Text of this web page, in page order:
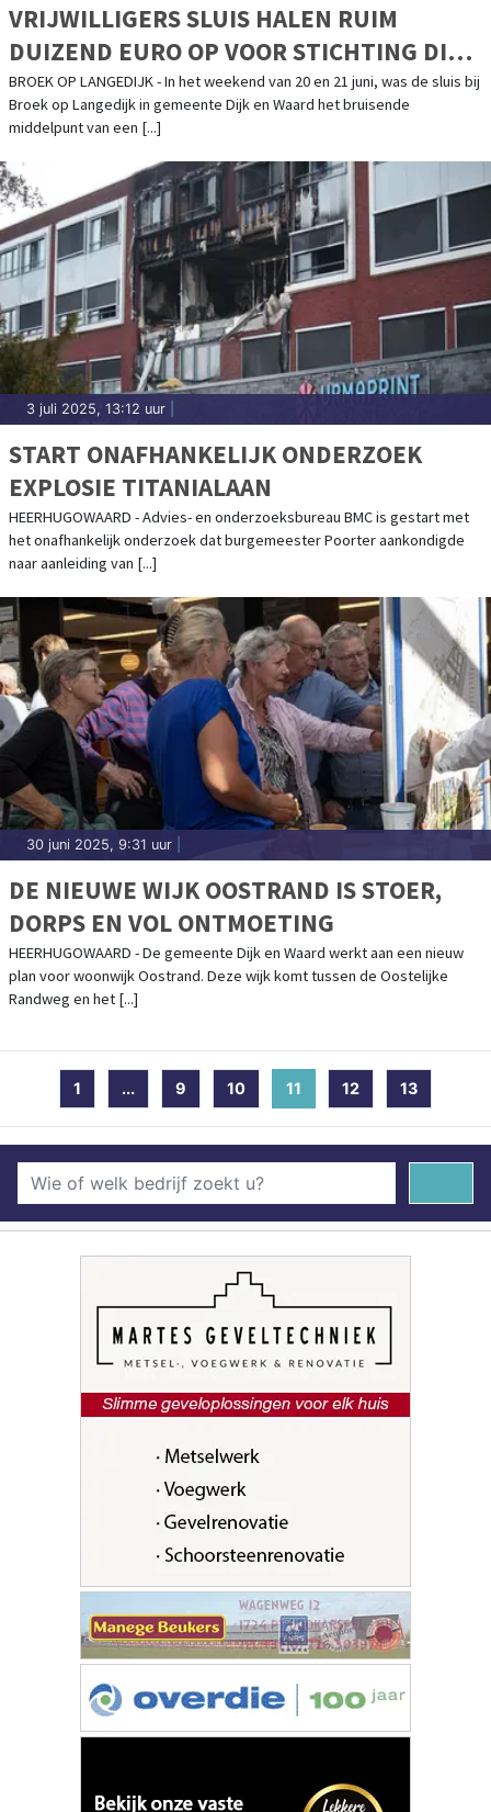
VRIJWILLIGERS SLUIS HALEN RUIM
DUIZEND EURO OP VOOR STICHTING DIJK
EN WAARD VOOR ELKAAR
BROEK OP LANGEDIJK - In het weekend van 20 en 21 juni, was de sluis bij
Broek op Langedijk in gemeente Dijk en Waard het bruisende
middelpunt van een [...]
3 juli 2025, 13:12 uur
START ONAFHANKELIJK ONDERZOEK
EXPLOSIE TITANIALAAN
HEERHUGOWAARD - Advies- en onderzoeksbureau BMC is gestart met
het onafhankelijk onderzoek dat burgemeester Poorter aankondigde
naar aanleiding van [...]
30 juni 2025, 9:31 uur
DE NIEUWE WIJK OOSTRAND IS STOER,
DORPS EN VOL ONTMOETING
HEERHUGOWAARD - De gemeente Dijk en Waard werkt aan een nieuw
plan voor woonwijk Oostrand. Deze wijk komt tussen de Oostelijke
Randweg en het [...]
1 ... 9 10 11 (current)
12 13